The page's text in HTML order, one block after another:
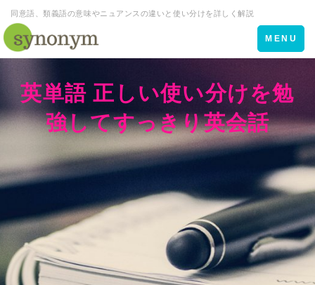
同意語、類義語の意味やニュアンスの違いと使い分けを詳しく解説
Toggle
navigation
MENU
英単語 正しい使い分けを勉
強してすっきり英会話